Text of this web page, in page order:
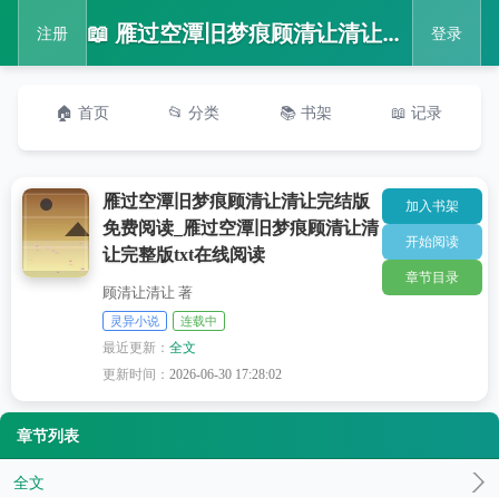
注册 📖 雁过空潭旧梦痕顾清让清让完结版免费阅读_雁过空潭旧梦痕顾清让清让完整版txt在线阅读 登录
🏠 首页 📂 分类 📚 书架 📖 记录
雁过空潭旧梦痕顾清让清让完结版
免费阅读_雁过空潭旧梦痕顾清让清
让完整版txt在线阅读
顾清让清让 著
灵异小说 连载中
最近更新：全文
更新时间：2026-06-30 17:28:02
加入书架
开始阅读
章节目录
章节列表
全文